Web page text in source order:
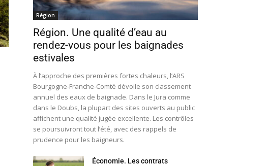
Région
Région. Une qualité d’eau au
rendez-vous pour les baignades
estivales
À l’approche des premières fortes chaleurs, l’ARS
Bourgogne-Franche-Comté dévoile son classement
annuel des eaux de baignade. Dans le Jura comme
dans le Doubs, la plupart des sites ouverts au public
affichent une qualité jugée excellente. Les contrôles
se poursuivront tout l’été, avec des rappels de
prudence pour les baigneurs.
Économie. Les contrats